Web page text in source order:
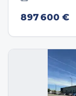
897 600 €